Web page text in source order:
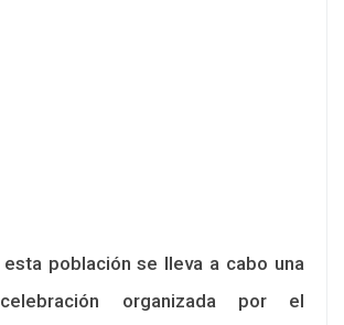
esta población se lleva a cabo una
organizada por el